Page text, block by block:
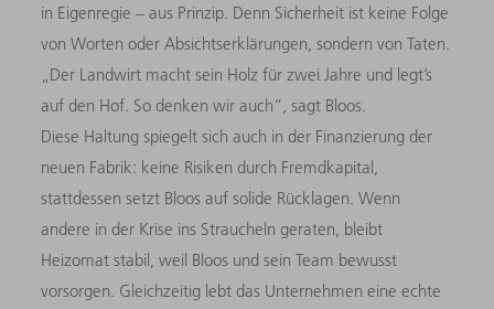
in Eigenregie – aus Prinzip. Denn Sicherheit ist keine Folge
von Worten oder Absichtserklärungen, sondern von Taten.
„Der Landwirt macht sein Holz für zwei Jahre und legt’s
auf den Hof. So denken wir auch“, sagt Bloos.
Diese Haltung spiegelt sich auch in der Finanzierung der
neuen Fabrik: keine Risiken durch Fremdkapital,
stattdessen setzt Bloos auf solide Rücklagen. Wenn
andere in der Krise ins Straucheln geraten, bleibt
Heizomat stabil, weil Bloos und sein Team bewusst
vorsorgen. Gleichzeitig lebt das Unternehmen eine echte